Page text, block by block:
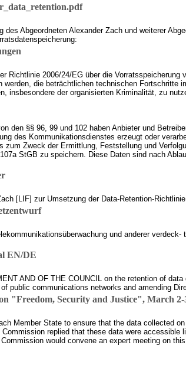
Abgeordneten Alexander Zach und weiterer
Richtlinie 2006/24/EG über die
die beträchtlichen technischen Fortschritte
insbesondere der organisierten Kriminalität, zu
den §§ 96, 99 und 102 haben Anbieter und
des Kommunikationsdienstes erzeugt oder
Zweck der Ermittlung, Feststellung und
StGB zu speichern. Diese Daten sind nach
[LIF] zur Umsetzung der Data-Retention-
und anderer
EN/DE
AND OF THE COUNCIL on the retention of
public communications networks and amending
"Freedom, Security and Justice", March
Member State to ensure that the data collected
replied that these data were
would convene an expert meeting on